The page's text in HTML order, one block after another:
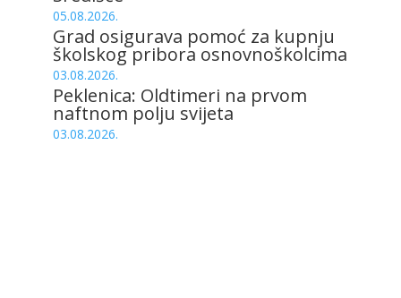
05.08.2026.
Grad osigurava pomoć za kupnju
školskog pribora osnovnoškolcima
03.08.2026.
Peklenica: Oldtimeri na prvom
naftnom polju svijeta
03.08.2026.